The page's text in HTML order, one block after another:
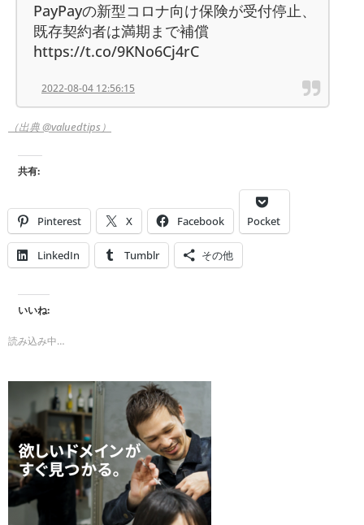
PayPayの新型コロナ向け保険が受付停止、
既存契約者は満期まで補償
https://t.co/9KNo6Cj4rC
2022-08-04 12:56:15
（出典 @valuedtips）
共有:
Pinterest X Facebook Pocket
LinkedIn Tumblr その他
いいね:
読み込み中…